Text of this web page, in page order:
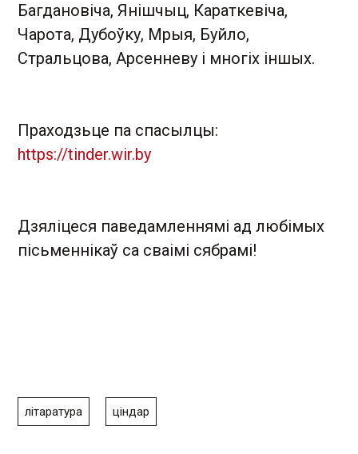
Багдановіча, Янішчыц, Караткевіча,
Чарота, Дубоўку, Мрыя, Буйло,
Стральцова, Арсенневу і многіх іншых.
Праходзьце па спасылцы:
https://tinder.wir.by
Дзяліцеся паведамленнямі ад любімых
пісьменнікаў са сваімі сябрамі!
літаратура ціндар